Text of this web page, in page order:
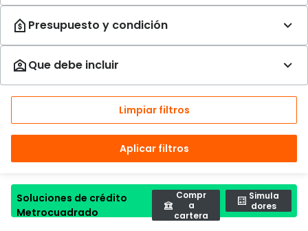
Limpiar filtros
Aplicar filtros
Soluciones de crédito
Metrocuadrado
Compr
a
cartera
Simula
dores